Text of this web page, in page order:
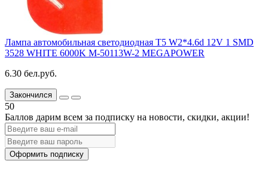
Лампа автомобильная светодиодная T5 W2*4.6d 12V 1 SMD
3528 WHITE 6000K M-50113W-2 MEGAPOWER
6.30 бел.руб.
Закончился
50
Баллов дарим всем за подписку на новости, скидки, акции!
Оформить подписку